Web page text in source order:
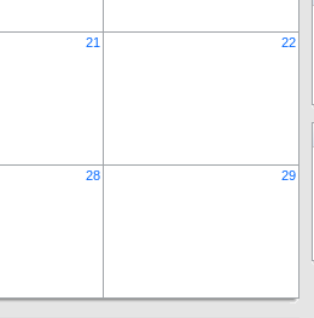
21 22
28 29